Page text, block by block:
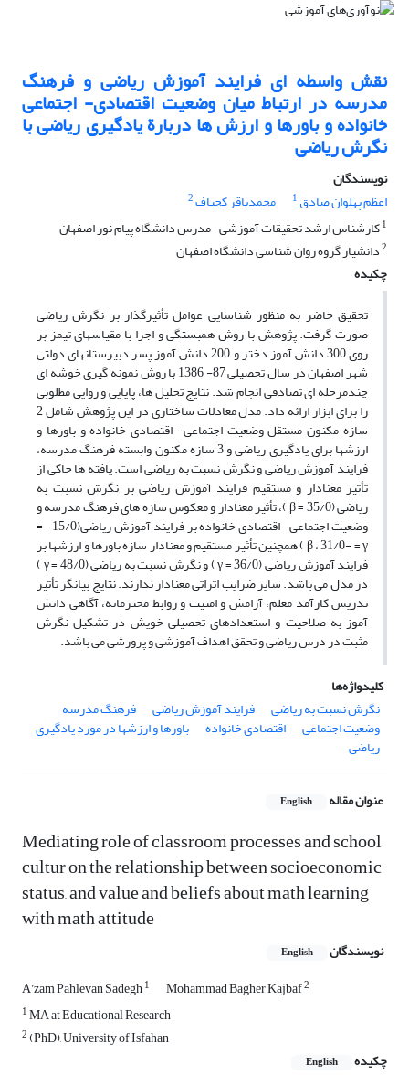
نقش واسطه ای فرایند آموزش ریاضی و فرهنگ
مدرسه در ارتباط میان وضعیت اقتصادی- اجتماعی
خانواده و باورها و ارزش ها دربارة یادگیری ریاضی با
نگرش ریاضی
نویسندگان
اعظم پهلوان صادق 1 محمدباقر کجباف2
1کارشناس ارشد تحقیقات آموزشی- مدرس دانشگاه پیام نور اصفهان
2دانشیار گروه روان شناسی دانشگاه اصفهان
چکیده
تحقیق حاضر به منظور شناسایی عوامل تأثیرگذار بر نگرش ریاضی
صورت گرفت. پژوهش با روش همبستگی و اجرا با مقیاسهای تیمز بر
روی 300 دانش آموز دختر و 200 دانش آموز پسر دبیرستانهای دولتی
شهر اصفهان در سال تحصیلی 87- 1386 با روش نمونه گیری خوشه ای
چندمرحله ای تصادفی انجام شد. نتایج تحلیل ها، پایایی و روایی مطلوبی
را برای ابزار ارائه داد. مدل معادلات ساختاری در این پژوهش شامل 2
سازه مکنون مستقل وضعیت اجتماعی- اقتصادی خانواده و باورها و
ارزشها برای یادگیری ریاضی و 3 سازه مکنون وابسته فرهنگ مدرسه،
فرایند آموزش ریاضی و نگرش نسبت به ریاضی است. یافته ها حاکی از
تأثیر معنادار و مستقیم فرایند آموزش ریاضی بر نگرش نسبت به
ریاضی (35/0 = β )، تأثیر معنادار و معکوس سازه های فرهنگ مدرسه و
وضعیت اجتماعی- اقتصادی خانواده بر فرایند آموزش ریاضی(15/0- =
β ، 31/0- = γ ) همچنین تأثیر مستقیم و معنادار سازه باورها و ارزشها بر
فرایند آموزش ریاضی (36/0 = γ ) و نگرش نسبت به ریاضی (48/0 = γ )
در مدل می باشد. سایر ضرایب اثراتی معنادار ندارند. نتایج بیانگر تأثیر
تدریس کارآمد معلم، آرامش و امنیت و روابط محترمانه، آگاهی دانش
آموز به صلاحیت و استعدادهای تحصیلی خویش در تشکیل نگرش
مثبت در درس ریاضی و تحقق اهداف آموزشی و پرورشی می باشد.
کلیدواژه‌ها
نگرش نسبت به ریاضی
فرایند آموزش ریاضی فرهنگ مدرسه
وضعیت اجتماعی اقتصادی خانواده باورها و ارزشها در مورد یادگیری
ریاضی
عنوان مقاله English
Mediating role of classroom processes and school
cultur on the relationship between socioeconomic
status, and value and beliefs about math learning
with math attitude
نویسندگان English
A’zam Pahlevan Sadegh1 Mohammad Bagher Kajbaf2
1MA at Educational Research
2(PhD), University of Isfahan
چکیده
English